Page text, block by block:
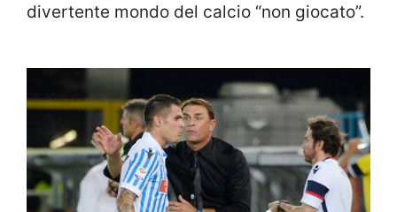
divertente mondo del calcio “non giocato”.